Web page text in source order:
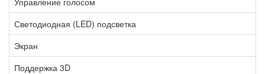
Светодиодная (LED) подсветка
Экран
Поддержка 3D